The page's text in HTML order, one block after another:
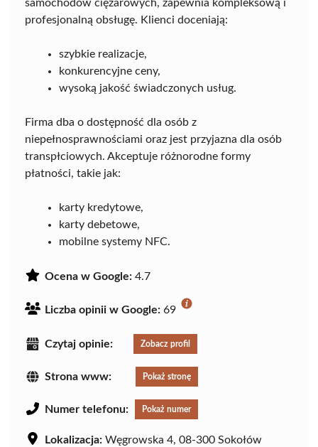
samochodów ciężarowych, zapewnia kompleksową i
profesjonalną obsługę. Klienci doceniają:
szybkie realizacje,
konkurencyjne ceny,
wysoką jakość świadczonych usług.
Firma dba o dostępność dla osób z
niepełnosprawnościami oraz jest przyjazna dla osób
transpłciowych. Akceptuje różnorodne formy
płatności, takie jak:
karty kredytowe,
karty debetowe,
mobilne systemy NFC.
Ocena w Google: 4.7
Liczba opinii w Google: 69
Czytaj opinie: Zobacz profil
Strona www: Pokaż stronę
Numer telefonu: Pokaż numer
Lokalizacja: Węgrowska 4, 08-300 Sokołów